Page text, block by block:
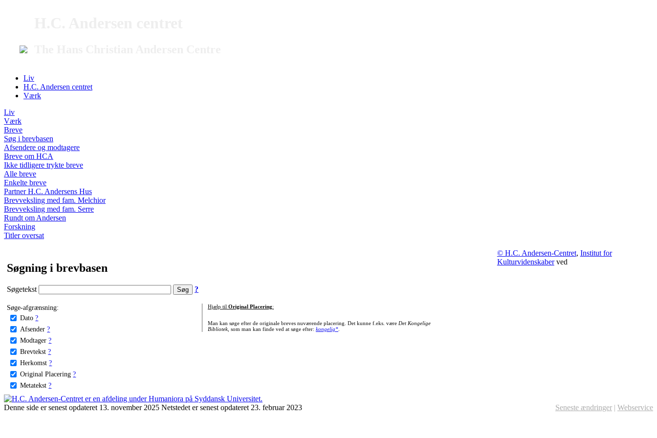
Liv
H.C. Andersen centret
Værk
Liv
Værk
Breve
Søg i brevbasen
Afsendere og modtagere
Breve om HCA
Ikke tidligere trykte breve
Alle breve
Enkelte breve
Partner H.C. Andersens Hus
Brevveksling med fam. Melchior
Brevveksling med fam. Serre
Rundt om Andersen
Forskning
Titler oversat
Søgning i brevbasen
Søgetekst ?
Søge-afgrænsning:
Dato ?
Afsender ?
Modtager ?
Brevtekst ?
Herkomst ?
Original Placering ?
Metatekst ?
Hjælp til Original Placering:
Man kan søge efter de originale breves nuværende placering. Det kunne f.eks. være Det Kongelige
Bibliotek, som man kan finde ved at søge efter: kongelig*.
© H.C. Andersen-Centret, Institut for
Kulturvidenskaberved
Denne side er senest opdateret 13. november 2025 Netstedet er senest opdateret 23. februar 2023 Seneste ændringer | Webservice